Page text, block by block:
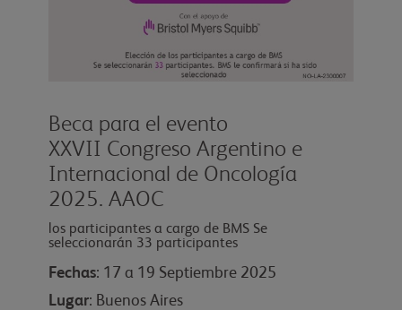
Beca para el evento
XXVII Congreso Argentino e
Internacional de Oncología
2025. AAOC
los participantes a cargo de BMS Se
seleccionarán 33 participantes
Fechas: 17 a 19 Septiembre 2025
Lugar: Buenos Aires